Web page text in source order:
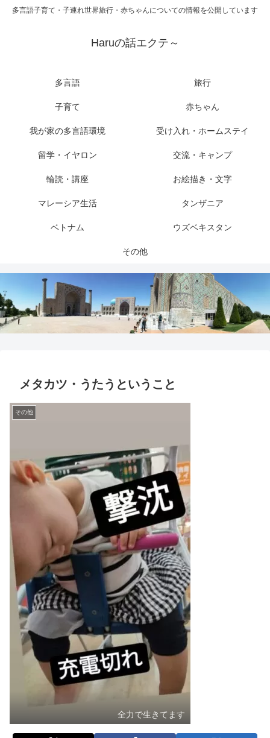
多言語子育て・子連れ世界旅行・赤ちゃんについての情報を公開しています
Haruの話エクテ～
多言語 旅行
子育て 赤ちゃん
我が家の多言語環境 受け入れ・ホームステイ
留学・イヤロン 交流・キャンプ
輪読・講座 お絵描き・文字
マレーシア生活 タンザニア
ベトナム ウズベキスタン
その他
メタカツ・うたうということ
その他
全力で生きてます